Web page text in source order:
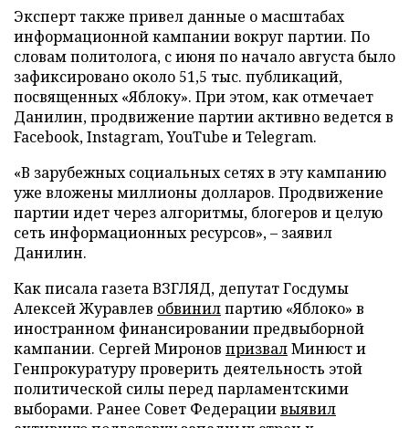
Эксперт также привел данные о масштабах
информационной кампании вокруг партии. По
словам политолога, с июня по начало августа было
зафиксировано около 51,5 тыс. публикаций,
посвященных «Яблоку». При этом, как отмечает
Данилин, продвижение партии активно ведется в
Facebook, Instagram, YouTube и Telegram.
«В зарубежных социальных сетях в эту кампанию
уже вложены миллионы долларов. Продвижение
партии идет через алгоритмы, блогеров и целую
сеть информационных ресурсов», – заявил
Данилин.
Как писала газета ВЗГЛЯД, депутат Госдумы
Алексей Журавлев обвинилпартию «Яблоко» в
иностранном финансировании предвыборной
кампании. Сергей Миронов призвалМинюст и
Генпрокуратуру проверить деятельность этой
политической силы перед парламентскими
выборами. Ранее Совет Федерациивыявил